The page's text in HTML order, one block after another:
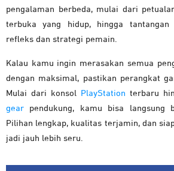
pengalaman berbeda, mulai dari
terbuka yang hidup, hingga
refleks dan strategi pemain.
Kalau kamu ingin merasakan semua
dengan maksimal, pastikan perangkat
Mulai dari konsol PlayStation terbaru
gear pendukung, kamu bisa langsung
Pilihan lengkap, kualitas terjamin, dan
jadi jauh lebih seru.